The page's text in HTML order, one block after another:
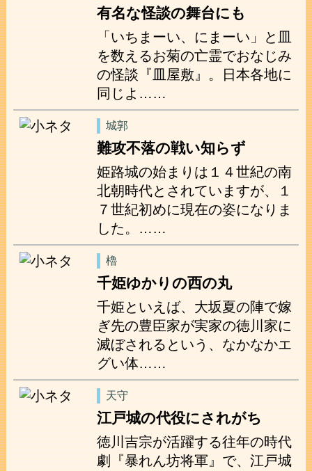
有名な怪談の舞台にも
「いちまーい、にまーい」と皿
を数えるお菊の亡霊でおなじみ
の怪談『皿屋敷』。日本各地に
同じよ……
城郭
難攻不落の戦い知らず
姫路城の始まりは１４世紀の南
北朝時代とされていますが、１
７世紀初めに現在の姿になりま
した。……
櫓
千姫ゆかりの西の丸
千姫といえば、大坂夏の陣で嫁
ぎ先の豊臣家が実家の徳川家に
滅ぼされるという、なかなかエ
グい体……
天守
江戸城の代役にされがち
徳川吉宗が活躍する往年の時代
劇『暴れん坊将軍』で、江戸城